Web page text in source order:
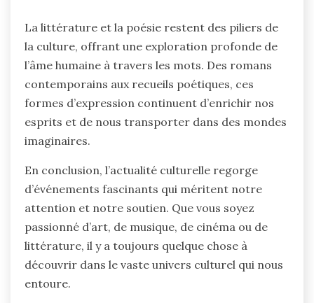
La littérature et la poésie restent des piliers de
la culture, offrant une exploration profonde de
l’âme humaine à travers les mots. Des romans
contemporains aux recueils poétiques, ces
formes d’expression continuent d’enrichir nos
esprits et de nous transporter dans des mondes
imaginaires.
En conclusion, l’actualité culturelle regorge
d’événements fascinants qui méritent notre
attention et notre soutien. Que vous soyez
passionné d’art, de musique, de cinéma ou de
littérature, il y a toujours quelque chose à
découvrir dans le vaste univers culturel qui nous
entoure.